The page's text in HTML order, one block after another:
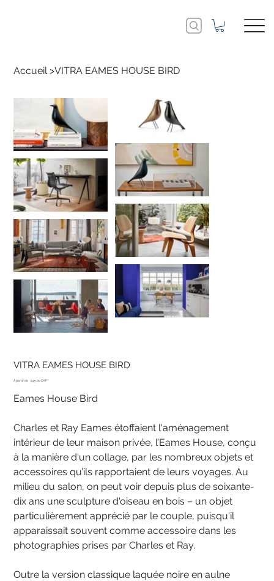
Accueil >VITRA EAMES HOUSE BIRD
VITRA EAMES HOUSE BIRD
À partir de Prix
245.00 CHF
Eames House Bird
Charles et Ray Eames étoffaient l'aménagement
intérieur de leur maison privée, l’Eames House, conçu
à la manière d'un collage, par les nombreux objets et
accessoires qu’ils rapportaient de leurs voyages. Au
milieu du salon, on peut voir depuis plus de soixante-
dix ans une sculpture d'oiseau en bois – un objet
particulièrement apprécié par le couple, puisqu'il
apparaissait souvent comme accessoire dans les
photographies prises par Charles et Ray.
Outre la version classique laquée noire en aulne